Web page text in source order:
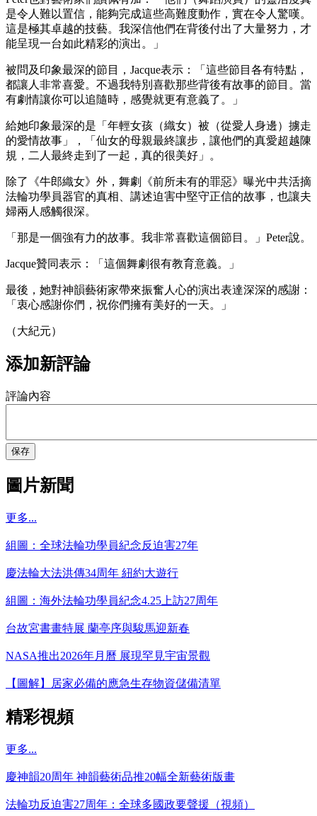
是令人難以置信，能夠完成這些高難度動作，實在令人驚嘆。
這是極其卓越的技藝。我深信他們在背後付出了大量努力，才
能呈現一台如此精彩的演出。」
被問及印象最深的節目，Jacque表示：「這些節目各有特點，
都讓人非常喜愛。不過我特別喜歡那些背後有故事的節目。當
有劇情讓你可以追隨時，感覺就更有意義了。」
給她印象最深的是「年輕女孩（織女）被（從愛人身邊）擄走
的愛情故事」，「仙女的母親最終讓步，讓他們的真愛超越陳
規，二人最終走到了一起，真的很美好」。
除了《牛郎織女》外，舞劇《前所未有的罪惡》曝光中共活摘
法輪功學員器官的真相、講述迫害中堅守正信的故事，也讓夫
婦兩人感觸很深。
「那是一個強有力的故事。我非常喜歡這個節目。」Peter說。
Jacque贊同表示：「這個舞劇很有教育意義。」
最後，她對神韻藝術家帶來振奮人心的演出表達深深的感謝：
「衷心感謝你們，祝你們擁有美好的一天。」
（大紀元）
添加新評論
評論內容
保存
圖片新聞
更多...
組圖：全球法輪功學員紀念反迫害27年
慶法輪大法洪傳34周年 紐約大遊行
組圖：海外法輪功學員紀念4.25上訪27周年
台故宮書畫特展 蘭亭序與駿馬迎新春
NASA推出2026年月曆 展現罕見宇宙景觀
【圖解】居家必備的應急生存物資儲備清單
精彩視頻
更多...
慶神韻20周年 神韻藝術品推20幅全新藝術版畫
法輪功反迫害27周年：全球多國政要聲援（視頻）